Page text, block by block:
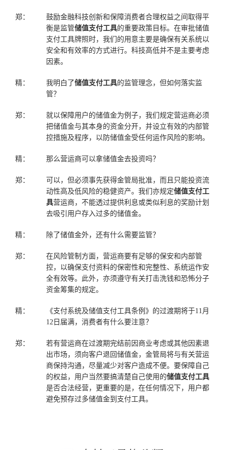
郑：
鼓励金融科技创新和保障消费者合理权益之间取得平
衡是监管储值支付工具的重要政策目标。在审批储值
支付工具牌照时，我们的用意主要是确保有关系统以
安全和有效率的方式进行。科技高低并不是主要考虑
因素。
精： 我明白了储值支付工具的监管理念，但如何落实监
管？
郑：
就以保障用户的储值金为例子，我们规定营运商必须
把储值金与其本身的资金分开，并设立有效的内部管
控措施及程序，以防储值金受任何运作风险的影响。
精： 那么营运商可以拿储值金去投资吗？
郑：
可以，但必须事先获得金管局批准，而且只能投资流
动性高及低风险的稳健资产。我们亦规定储值支付工
具营运商，不能透过提供利息或类似利息的奖励计划
去吸引用户存入过多的储值金。
精： 除了储值金外，还有什么需要监管？
郑：
在风险管制方面，营运商要有足够的保安和内部管
控，以确保支付资料的保密性和完整性、系统运作安
全有效等。此外，亦须遵守有关打击洗钱和恐怖分子
资金筹集的规定。
精：
《支付系统及储值支付工具条例》的过渡期将于11月
12日届满，消费者有什么要注意？
郑：
若有营运商在过渡期完结前因商业考虑或其他因素退
出市场，须向客户退回储值金，金管局将与有关营运
商保持沟通，尽量减少对客户造成不便。要保障自己
的权益，用户当然要搞清楚自己使用的储值支付工具
是否合法经营，更重要的是，在任何情况下，用户都
避免预存过多储值金到支付工具。